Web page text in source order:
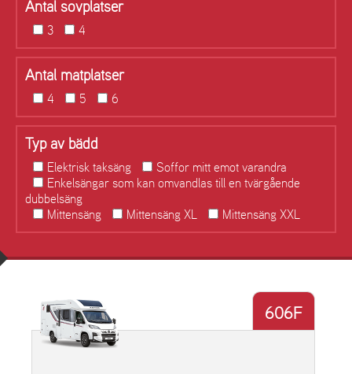
Antal sovplatser
3 4
Antal matplatser
4 5 6
Typ av bädd
Elektrisk taksäng
Soffor mitt emot varandra
Enkelsängar som kan omvandlas till en tvärgående
dubbelsäng
Mittensäng
Mittensäng XL Mittensäng XXL
606F